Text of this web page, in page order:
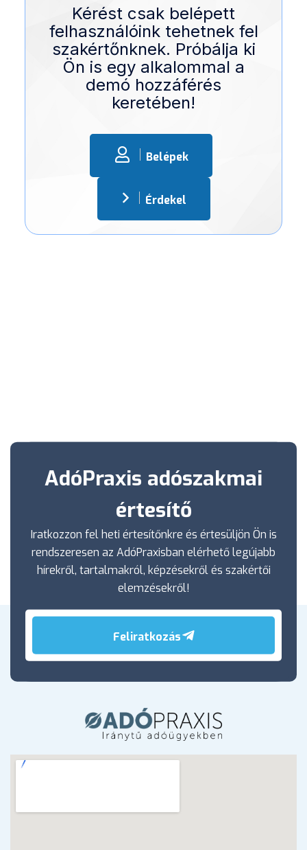
Kérést csak belépett
felhasználóink tehetnek fel
szakértőnknek. Próbálja ki
Ön is egy alkalommal a
demó hozzáférés
keretében!
Belépek
Érdekel
AdóPraxis adószakmai
értesítő
Iratkozzon fel heti értesítőnkre és értesüljön Ön is
rendszeresen az AdóPraxisban elérhető legújabb
hírekről, tartalmakról, képzésekről és szakértői
elemzésekről!
Feliratkozás